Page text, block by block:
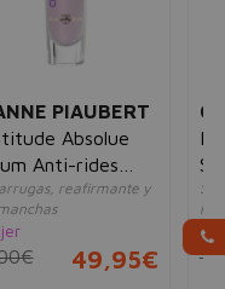
PIAUBERT
Absolue
Anti-rides
reafirmante y
49,95€